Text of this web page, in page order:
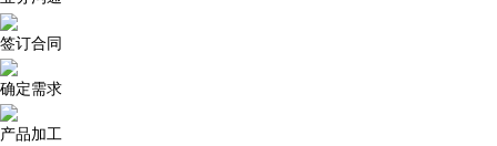
签订合同
确定需求
产品加工